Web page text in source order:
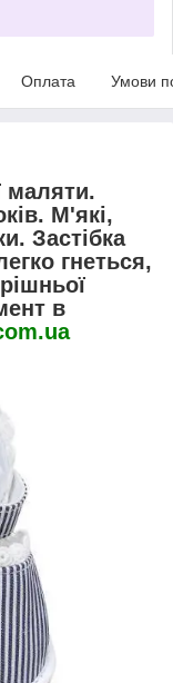
Оплата Умови
маляти.
М'які,
Застібка
гнеться,
в